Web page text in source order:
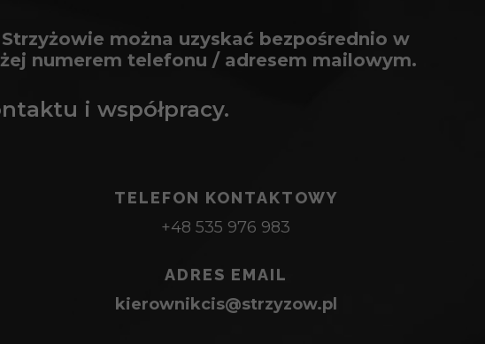
można uzyskać bezpośrednio w
numerem telefonu / adresem mailowym.
i współpracy.
TELEFON KONTAKTOWY
+48 535 976 983
ADRES EMAIL
kierownikcis@strzyzow.pl